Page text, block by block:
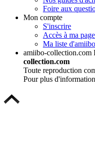
Foire aux
Mon compte
S'inscrire
Accès à ma page
Ma liste d'amiibo
amiibo-collection.com
collection.com
Toute reproduction
Pour plus